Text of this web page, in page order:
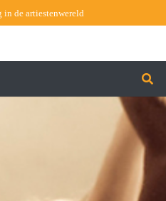
in de artiestenwereld